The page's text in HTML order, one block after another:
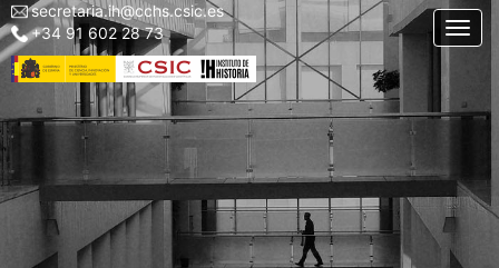
Pasar
al
contenido
Menu
top
left
secretaria.ih@cchs.csic.es
+34 91 602 28 73